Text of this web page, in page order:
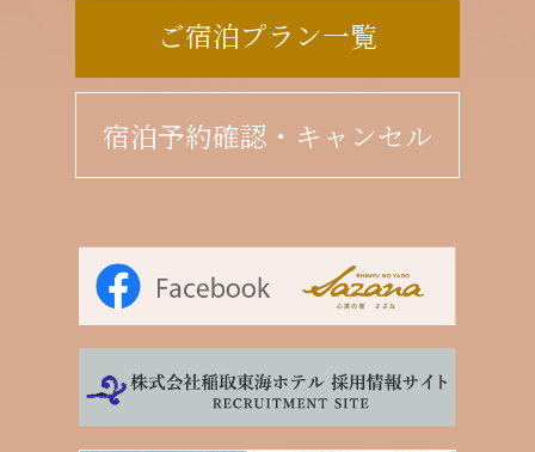
ご宿泊プラン一覧
宿泊予約確認・キャンセル